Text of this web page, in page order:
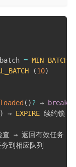
= MIN_BATCH
(10)
( )? → break
) → EXPIRE 续约锁
→ 返回有效任务
到相应队列